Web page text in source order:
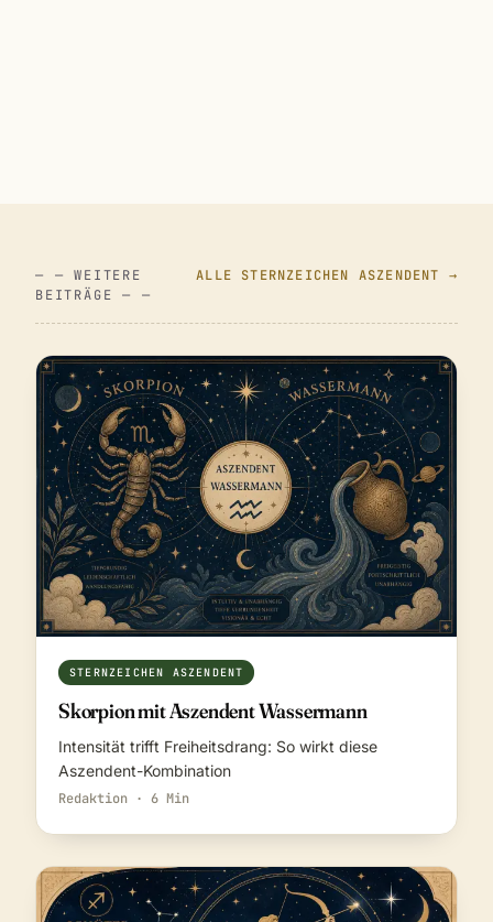
— — WEITERE
BEITRÄGE — —
ALLE STERNZEICHEN ASZENDENT →
STERNZEICHEN ASZENDENT
Skorpion mit Aszendent Wassermann
Intensität trifft Freiheitsdrang: So wirkt diese
Aszendent-Kombination
Redaktion · 6 Min